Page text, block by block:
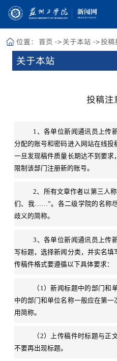
位置： 首页 ->关于本站 ->投稿
关于本站
投稿注
1、各单位新闻通讯员上传
分配的账号和密码进入网站在线
一旦发现稿件质量长期达不到要
限制该部门注册新的账号。
2、所有文章作者以第三人
们、我……”。各二级学院的名称
歧义的简称。
3、各单位新闻通讯员上传
写标题，选择新闻分类，并实名
传稿件格式要遵循以下具体要求：
（1）新闻标题中的部门和
中的部门和单位名称一般应在第
用简称。
（2）上传稿件时标题与正
不要再出现标题。